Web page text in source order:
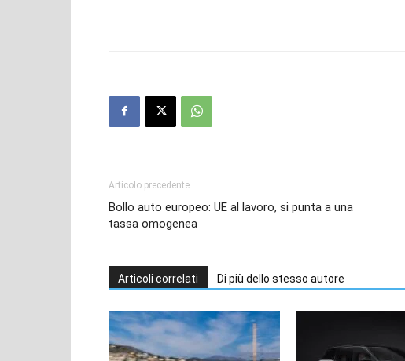
Articolo precedente
Bollo auto europeo: UE al lavoro, si punta a una
tassa omogenea
Articoli correlati Di più dello stesso autore